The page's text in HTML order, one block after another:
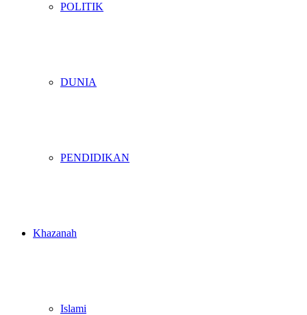
POLITIK
DUNIA
PENDIDIKAN
Khazanah
Islami